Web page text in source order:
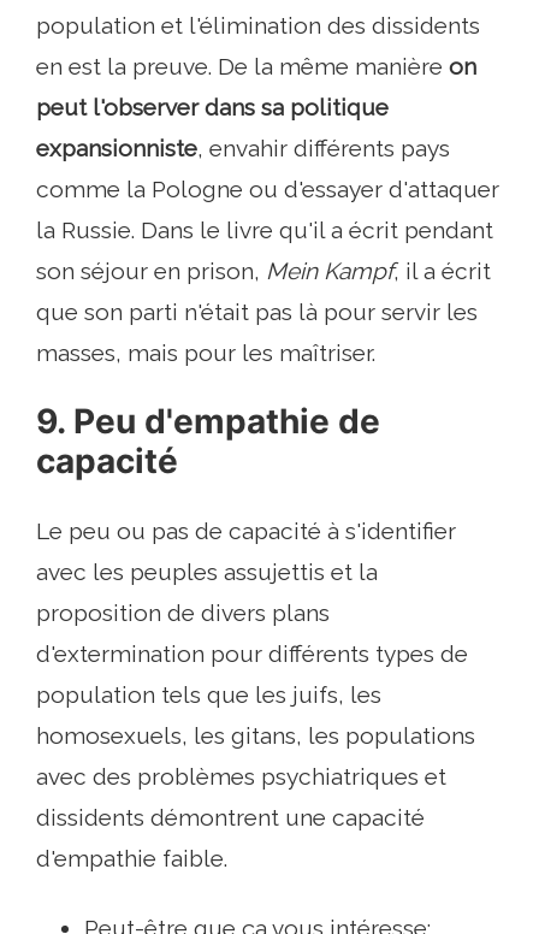
population et l'élimination des dissidents
en est la preuve. De la même manière on
peut l'observer dans sa politique
expansionniste, envahir différents pays
comme la Pologne ou d'essayer d'attaquer
la Russie. Dans le livre qu'il a écrit pendant
son séjour en prison, Mein Kampf, il a écrit
que son parti n'était pas là pour servir les
masses, mais pour les maîtriser.
9. Peu d'empathie de
capacité
Le peu ou pas de capacité à s'identifier
avec les peuples assujettis et la
proposition de divers plans
d'extermination pour différents types de
population tels que les juifs, les
homosexuels, les gitans, les populations
avec des problèmes psychiatriques et
dissidents démontrent une capacité
d'empathie faible.
Peut-être que ça vous intéresse: